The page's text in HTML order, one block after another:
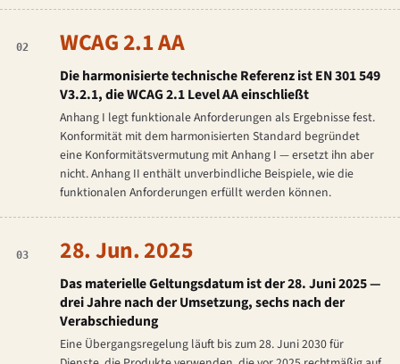
02 WCAG 2.1 AA
Die harmonisierte technische Referenz ist EN 301 549
V3.2.1, die WCAG 2.1 Level AA einschließt
Anhang I legt funktionale Anforderungen als Ergebnisse fest.
Konformität mit dem harmonisierten Standard begründet
eine Konformitätsvermutung mit Anhang I — ersetzt ihn aber
nicht. Anhang II enthält unverbindliche Beispiele, wie die
funktionalen Anforderungen erfüllt werden können.
03 28. Jun. 2025
Das materielle Geltungsdatum ist der 28. Juni 2025 —
drei Jahre nach der Umsetzung, sechs nach der
Verabschiedung
Eine Übergangsregelung läuft bis zum 28. Juni 2030 für